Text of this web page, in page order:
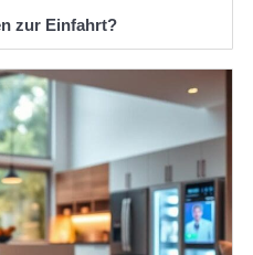
zur Einfahrt?